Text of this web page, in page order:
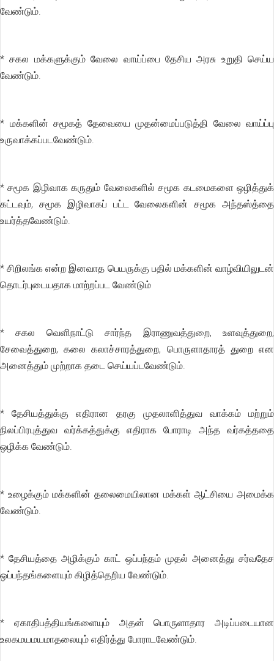
வேண்டும்.
* சகல மக்களுக்கும் வேலை வாய்ப்பை தேசிய அரசு உறுதி செய்ய
வேண்டும்.
* மக்களின் சமூகத் தேவையை முதன்மைப்படுத்தி வேலை வாய்ப்பு
உருவாக்கப்படவேண்டும்.
* சமூக இழிவாக கருதும் வேலைகளில் சமூக கடமைகளை ஒழித்துக்
கட்டவும், சமூக இழிவாகப் பட்ட வேலைகளின் சமூக அந்தஸ்த்தை
உயர்த்தவேண்டும்.
* சிறிலங்க என்ற இனவாத பெயருக்கு பதில் மக்களின் வாழ்வியிலுடன்
தொடர்புடையதாக மாற்றப்பட வேண்டும்
* சகல வெளிநாட்டு சார்ந்த இராணுவத்துறை, உளவுத்துறை,
சேவைத்துறை, கலை கலாச்சாரத்துறை, பொருளாதாரத் துறை என
அனைத்தும் முற்றாக தடை செய்யப்டவேண்டும்.
* தேசியத்துக்கு எதிரான தரகு முதலாளித்துவ வாக்கம் மற்றும்
நிலப்பிரபுத்துவ வர்க்கத்துக்கு எதிராக போராடி அந்த வர்கத்ததை
ஒழிக்க வேண்டும்.
* உழைக்கும் மக்களின் தலைமையிலான மக்கள் ஆட்சியை அமைக்க
வேண்டும்.
* தேசியத்தை அழிக்கும் காட் ஒப்பந்தம் முதல் அனைத்து சர்வதேச
ஒப்பந்தங்களையும் கிழித்தெறிய வேண்டும்.
* ஏகாதிபத்தியங்களையும் அதன் பொருளாதார அடிப்படையான
உலகமயமயமாதலையும் எதிர்த்து போராடவேண்டும்.